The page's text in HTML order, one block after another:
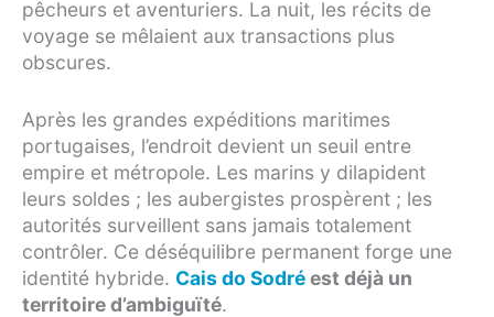
pêcheurs et aventuriers. La nuit, les récits de
voyage se mêlaient aux transactions plus
obscures.
Après les grandes expéditions maritimes
portugaises, l’endroit devient un seuil entre
empire et métropole. Les marins y dilapident
leurs soldes ; les aubergistes prospèrent ; les
autorités surveillent sans jamais totalement
contrôler. Ce déséquilibre permanent forge une
identité hybride. Cais do Sodréest déjà un
territoire d’ambiguïté.